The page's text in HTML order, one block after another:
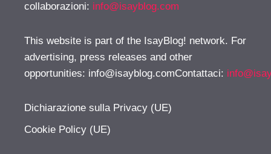
collaborazioni: info@isayblog.com
This website is part of the IsayBlog! network. For
advertising, press releases and other
opportunities: info@isayblog.comContattaci:
Dichiarazione sulla Privacy (UE)
Cookie Policy (UE)